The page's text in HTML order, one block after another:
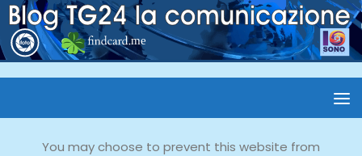
You may choose to prevent this website from